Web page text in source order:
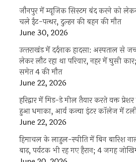
जौनपुर में म्यूजिक सिस्टम बंद करने को लेकर
चले ईंट-पत्थर, दुल्हन की बहन की मौत
June 30, 2026
उत्‍तराखंड में दर्दनाक हादसा: अस्पताल से
लेकर लौट रहा था परिवार, नहर में घुसी
समेत 4 की मौत
June 22, 2026
हरिद्वार में मिड-डे मील तैयार करते वक्त
हुआ धमाका, आर्य कन्या इंटर कॉलेज में
June 22, 2026
हिमाचल के लाहुल-स्पीति में बिन बारिश
बाढ़, पर्यटक भी रह गए हैरान; 4 जगह